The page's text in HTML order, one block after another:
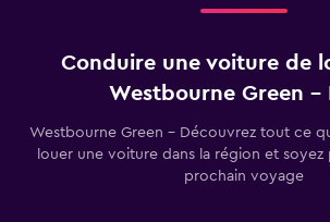
Conduire une voiture de
Westbourne Green -
Westbourne Green - Découvrez tout ce
louer une voiture dans la région et
prochain voyage